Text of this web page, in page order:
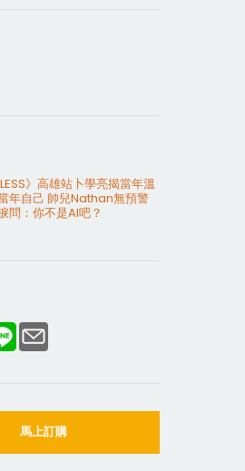
》高雄站卜學亮揭當年溫
年自己 帥兒Nathan無預警
問：你不是AI吧？
馬上訂購